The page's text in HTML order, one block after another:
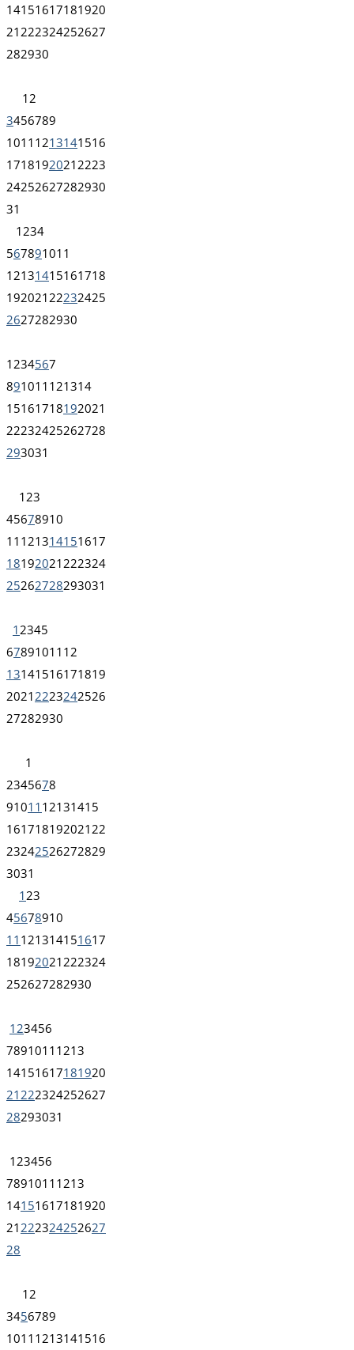
14151617181920
21 222324252627
282930
1 2
3456789
1011 1213141516
1718192021 2223
24252627282930
31
1 234
567891011
12131415161718
192021 22232425
2627282930
1 234567
891011 121314
15161718192021
22232425262728
293031
1 23
45678910
11 121314151617
18192021 222324
25262728293031
1 2345
67891011 12
13141516171819
2021 2223242526
27282930
1
2345678
91011 12131415
161718192021 22
23242526272829
3031
1 23
45678910
11 121314151617
18192021 222324
252627282930
1 23456
7891011 1213
14151617181920
21 222324252627
28293031
1 23456
7891011 1213
14151617181920
21 222324252627
28
1 2
3456789
1011 1213141516